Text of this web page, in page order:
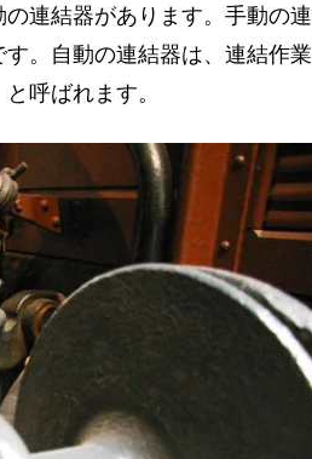
連結器があります。手動の連
。自動の連結器は、連結作業
呼ばれます。